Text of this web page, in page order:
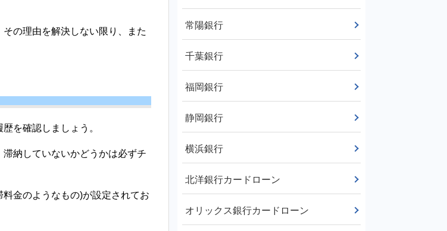
の理由を解決しない限り、また
を確認しましょう。
納していないかどうかは必ずチ
金のようなもの)が設定されてお
常陽銀行
千葉銀行
福岡銀行
静岡銀行
横浜銀行
北洋銀行カードローン
オリックス銀行カードローン